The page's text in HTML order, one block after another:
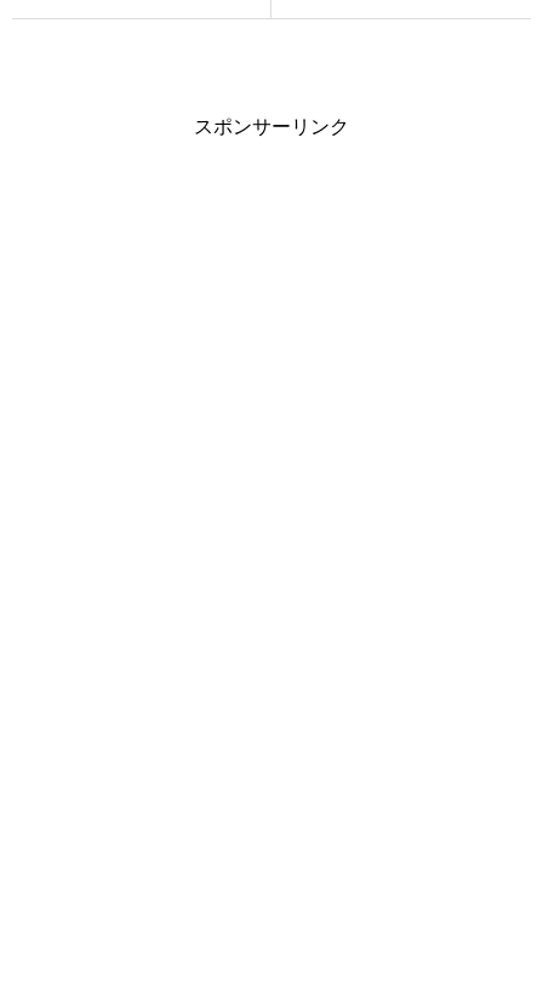
スポンサーリンク